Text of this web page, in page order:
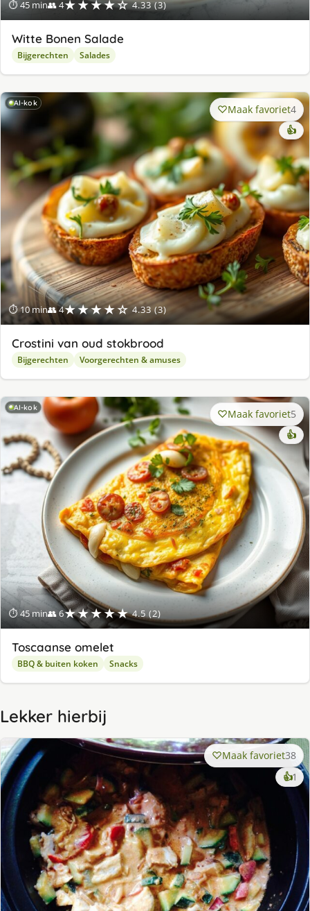
⏱ 45 min👥 4★★★★☆ 4.33 (3)
Witte Bonen Salade
Bijgerechten Salades
AI-kok
⏱ 10 min👥 4★★★★☆ 4.33 (3)
Maak favoriet4
👍
Crostini van oud stokbrood
Bijgerechten Voorgerechten & amuses
AI-kok
⏱ 45 min👥 6★★★★★ 4.5 (2)
Maak favoriet5
👍
Toscaanse omelet
BBQ & buiten koken Snacks
Lekker hierbij
Maak favoriet38
👍1